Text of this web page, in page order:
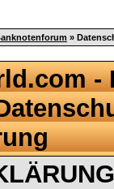
»
-